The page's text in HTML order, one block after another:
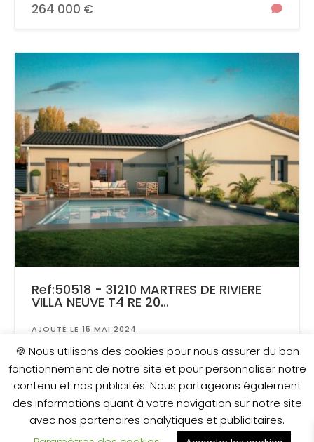
264 000 €
Ref:50518 - 31210 MARTRES DE RIVIERE
VILLA NEUVE T4 RE 20...
AJOUTÉ LE 15 MAI 2024
Surface: 1 300 m²
202 000 €
🍪 Nous utilisons des cookies pour nous assurer du bon
fonctionnement de notre site et pour personnaliser notre
contenu et nos publicités. Nous partageons également
des informations quant à votre navigation sur notre site
avec nos partenaires analytiques et publicitaires.